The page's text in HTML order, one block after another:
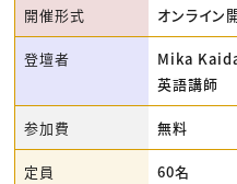
開催形式 オンライン
登壇者
Mika
英語講師
参加費 無料
定員 60名